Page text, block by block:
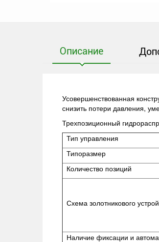
Описание
Усовершенствованная
снизить потери давления,
Трехпозиционный
Тип
Типоразмер
Количество позиций
Схема золотникового
Наличие фиксации и